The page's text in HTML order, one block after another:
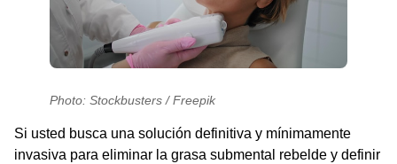
Photo: Stockbusters / Freepik
Si usted busca una solución definitiva y mínimamente
invasiva para eliminar la grasa submental rebelde y definir